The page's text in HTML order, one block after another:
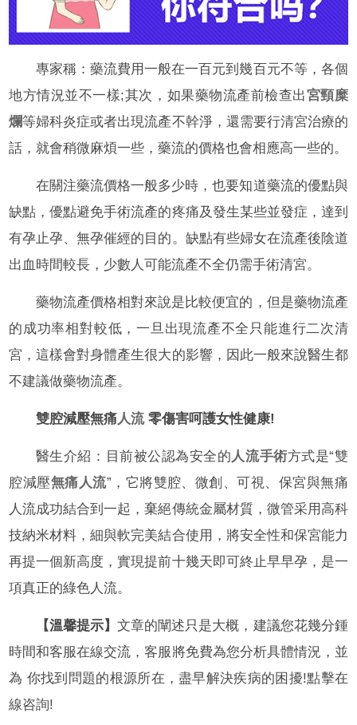
專家稱：藥流費用一般在一百元到幾百元不等，各個
地方情況並不一樣;其次，如果藥物流產前檢查出宮頸糜
爛等婦科炎症或者出現流產不幹淨，還需要行清宮治療的
話，就會稍微麻煩一些，藥流的價格也會相應高一些的。
在關注藥流價格一般多少時，也要知道藥流的優點與
缺點，優點避免手術流產的疼痛及發生某些並發症，達到
有孕止孕、無孕催經的目的。缺點有些婦女在流產後陰道
出血時間較長，少數人可能流產不全仍需手術清宮。
藥物流產價格相對來說是比較便宜的，但是藥物流產
的成功率相對較低，一旦出現流產不全只能進行二次清
宮，這樣會對身體產生很大的影響，因此一般來說醫生都
不建議做藥物流產。
雙腔減壓無痛人流零傷害呵護女性健康!
醫生介紹：目前被公認為安全的 人流手術方式是“雙
腔減壓無痛人流”，它將雙腔、微創、可視、保宮與無痛
人流成功結合到一起，棄絕傳統金屬材質，微管采用高科
技納米材料，細與軟完美結合使用，將安全性和保宮能力
再提一個新高度，實現提前十幾天即可終止早早孕，是一
項真正的綠色人流。
【溫馨提示】文章的闡述只是大概，建議您花幾分鍾
時間和客服在線交流，客服將免費為您分析具體情況，並
為 你找到問題的根源所在，盡早解決疾病的困擾!點擊在
線咨詢!